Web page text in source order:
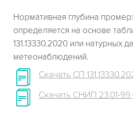
Нормативная глубина
определяется на основе
131.13330.2020 или натурных
метеонаблюдений.
Скачать СП
Скачать СНИП 23.01-99